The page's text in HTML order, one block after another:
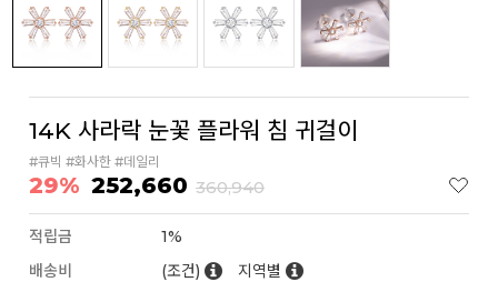
14K 사라락 눈꽃 플라워 침 귀걸이
#큐빅 #화사한 #데일리
29% 252,660 360,940
적립금
1%
배송비
(조건) 지역별